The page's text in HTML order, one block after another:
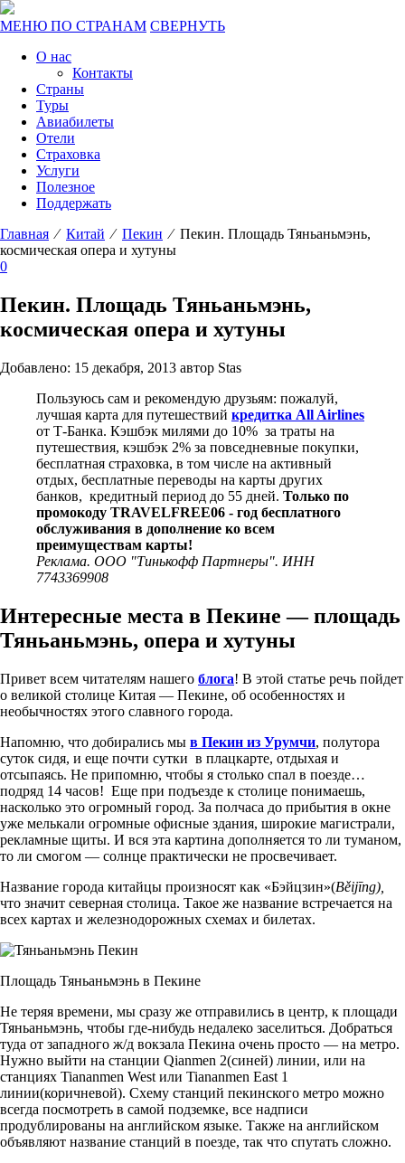
МЕНЮ ПО СТРАНАМ СВЕРНУТЬ
О нас
Контакты
Страны
Туры
Авиабилеты
Отели
Страховка
Услуги
Полезное
Поддержать
Главная ⁄ Китай ⁄ Пекин ⁄ Пекин. Площадь Тяньаньмэнь,
космическая опера и хутуны
0
Пекин. Площадь Тяньаньмэнь,
космическая опера и хутуны
Добавлено: 15 декабря, 2013 автор Stas
Пользуюсь сам и рекомендую друзьям: пожалуй,
лучшая карта для путешествий кредитка All Airlines
от Т-Банка. Кэшбэк милями до 10% за траты на
путешествия, кэшбэк 2% за повседневные покупки,
бесплатная страховка, в том числе на активный
отдых, бесплатные переводы на карты других
банков, кредитный период до 55 дней. Только по
промокоду TRAVELFREE06 - год бесплатного
обслуживания в дополнение ко всем
преимуществам карты!
Реклама. ООО "Тинькофф Партнеры". ИНН
7743369908
Интересные места в Пекине — площадь
Тяньаньмэнь, опера и хутуны
Привет всем читателям нашего блога! В этой статье речь пойдет
о великой столице Китая — Пекине, об особенностях и
необычностях этого славного города.
Напомню, что добирались мы в Пекин из Урумчи, полутора
суток сидя, и еще почти сутки в плацкарте, отдыхая и
отсыпаясь. Не припомню, чтобы я столько спал в поезде…
подряд 14 часов! Еще при подъезде к столице понимаешь,
насколько это огромный город. За полчаса до прибытия в окне
уже мелькали огромные офисные здания, широкие магистрали,
рекламные щиты. И вся эта картина дополняется то ли туманом,
то ли смогом — солнце практически не просвечивает.
Название города китайцы произносят как «Бэйцзин»(Běijīng),
что значит северная столица. Такое же название встречается на
всех картах и железнодорожных схемах и билетах.
Площадь Тяньаньмэнь в Пекине
Не теряя времени, мы сразу же отправились в центр, к площади
Тяньаньмэнь, чтобы где-нибудь недалеко заселиться. Добраться
туда от западного ж/д вокзала Пекина очень просто — на метро.
Нужно выйти на станции Qianmen 2(синей) линии, или на
станциях Tiananmen West или Tiananmen East 1
линии(коричневой). Схему станций пекинского метро можно
всегда посмотреть в самой подземке, все надписи
продублированы на английском языке. Также на английском
объявляют название станций в поезде, так что спутать сложно.